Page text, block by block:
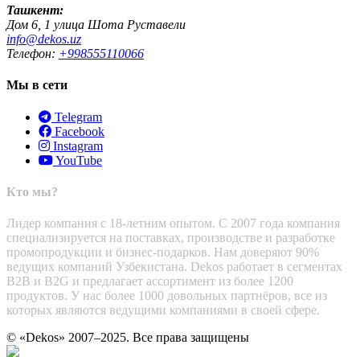
Ташкент:
Дом 6, 1 улица Шота Руставели
info@dekos.uz
Телефон: +998555110066
Мы в сети
Telegram
Facebook
Instagram
YouTube
Кто мы?
Лидер компания с 18-летним опытом. С 2007 года компания
специализируется на поставках, производстве и разработке
промопродукции и бизнес-подарков. Нам доверяют 90%
ведущих компаний Узбекистана. Dekos работает в сегментах
B2B и B2G и предлагает ассортимент из более 1200
продуктов. У нас более 1000 довольных партнёров, все из
которых являются ведущими компаниями в своей сфере.
© «Dekos» 2007–2025. Все права защищены